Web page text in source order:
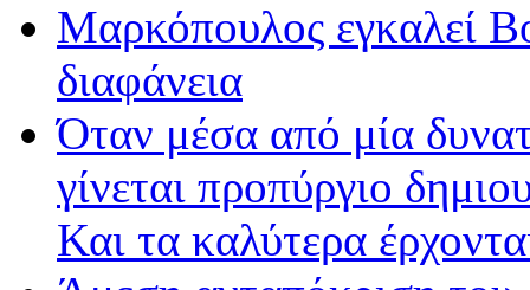
Μαρκόπουλος εγκαλεί
διαφάνεια
Όταν μέσα από μία
γίνεται προπύργιο
Και τα καλύτερα